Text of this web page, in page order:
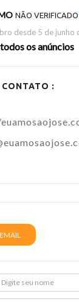
NÃO VERIFICADO
desde 5 de junho
os anúncios
: